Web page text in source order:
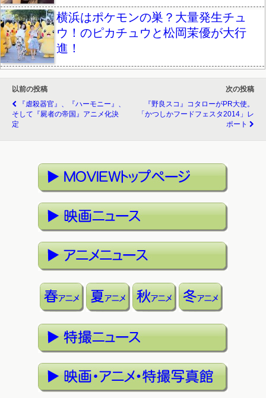
横浜はポケモンの巣？大量発生チュ
ウ！のピカチュウと松岡茉優が大行
進！
以前の投稿
『虐殺器官』、『ハーモニー』、
そして『屍者の帝国』アニメ化決
定
次の投稿
『野良スコ』コタローがPR大使。
「かつしかフードフェスタ2014」レ
ポート